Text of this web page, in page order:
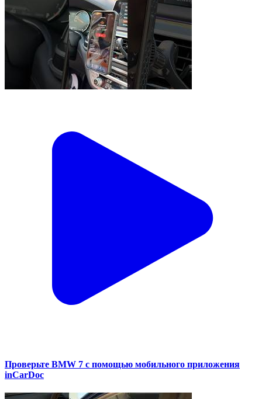
Проверьте BMW 7 с помощью мобильного приложения
inCarDoc